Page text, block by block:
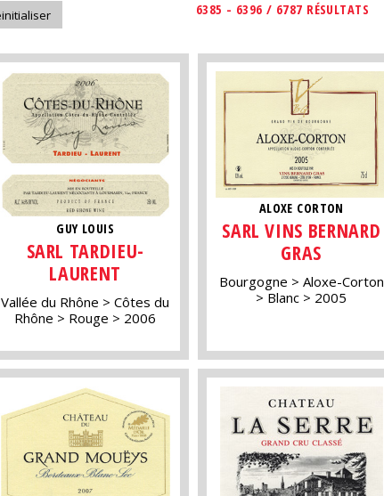
6385 - 6396 / 6787 RÉSULTATS
GUY LOUIS
SARL TARDIEU-
LAURENT
Vallée du Rhône
Côtes du
Rhône
Rouge 2006
ALOXE CORTON
SARL VINS BERNARD
GRAS
Bourgogne
Aloxe-Corton
Blanc
2005